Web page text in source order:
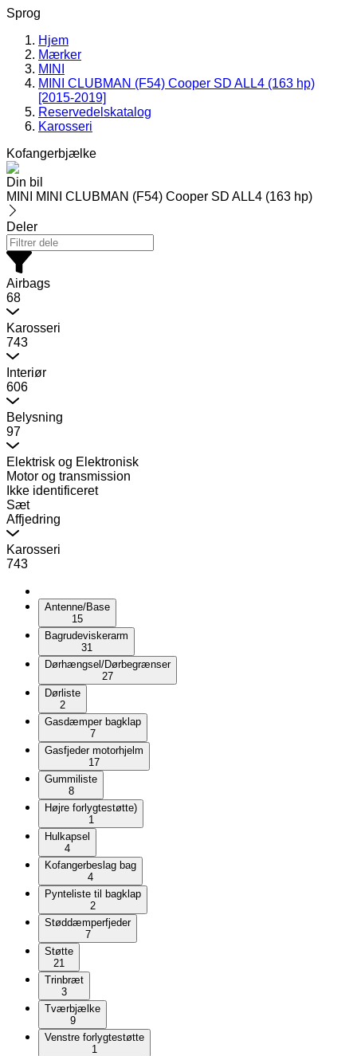
Sprog
Hjem
Mærker
MINI
MINI CLUBMAN (F54) Cooper SD ALL4 (163 hp)
[2015-2019]
Reservedelskatalog
Karosseri
Kofangerbjælke
Din bil
MINI MINI CLUBMAN (F54) Cooper SD ALL4 (163 hp)
Deler
Airbags
68
Karosseri
743
Interiør
606
Belysning
97
Elektrisk og Elektronisk
Motor og transmission
Ikke identificeret
Sæt
Affjedring
Karosseri
743
Antenne/Base
15
Bagrudeviskerarm
31
Dørhængsel/Dørbegrænser
27
Dørliste
2
Gasdæmper bagklap
7
Gasfjeder motorhjelm
17
Gummiliste
8
Højre forlygtestøtte)
1
Hulkapsel
4
Kofangerbeslag bag
4
Pynteliste til bagklap
2
Støddæmperfjeder
7
Støtte
21
Trinbræt
3
Tværbjælke
9
Venstre forlygtestøtte
1